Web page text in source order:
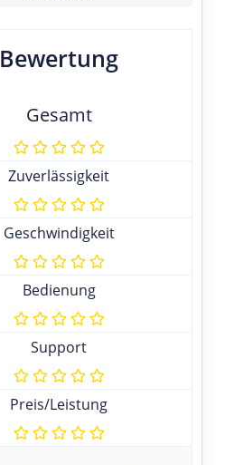
Bewertung
Gesamt
Zuverlässigkeit
Geschwindigkeit
Bedienung
Support
Preis/Leistung